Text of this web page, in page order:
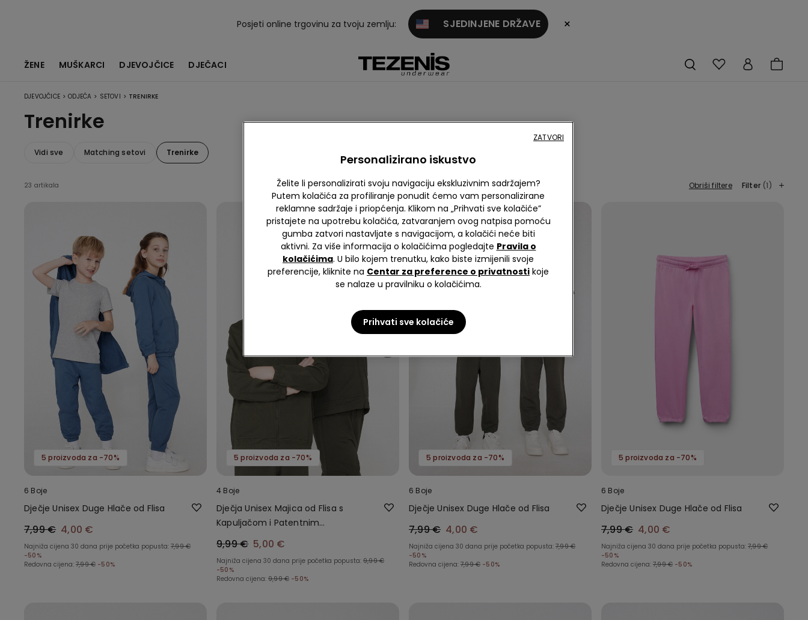
Posjeti online trgovinu za tvoju zemlju: SJEDINJENE DRŽAVE ×
ŽENE MUŠKARCI DJEVOJČICE DJEČACI
DJEVOJČICE > ODJEĆA > SETOVI > TRENIRKE
Trenirke
Vidi sve Matching setovi Trenirke
23 artikala Obriši filtere Filter (1)
5 proizvoda za -70%
6 Boje
Dječje Unisex Duge Hlače od Flisa
7,99 € 4,00 €
Najniža cijena 30 dana prije početka popusta: 7,99 €
-50%
Redovna cijena: 7,99 € -50%
5 proizvoda za -70%
4 Boje
Dječja Unisex Majica od Flisa s
Kapuljačom i Patentnim
9,99 € 5,00 €
Najniža cijena 30 dana prije početka popusta: 9,99 €
-50%
Redovna cijena: 9,99 € -50%
5 proizvoda za -70%
6 Boje
Dječje Unisex Duge Hlače od Flisa
7,99 € 4,00 €
Najniža cijena 30 dana prije početka popusta: 7,99 €
-50%
Redovna cijena: 7,99 € -50%
5 proizvoda za -70%
6 Boje
Dječje Unisex Duge Hlače od Flisa
7,99 € 4,00 €
Najniža cijena 30 dana prije početka popusta: 7,99 €
-50%
Redovna cijena: 7,99 € -50%
Personalizirano iskustvo
Želite li personalizirati svoju navigaciju ekskluzivnim sadržajem?
Putem kolačića za profiliranje ponudit ćemo vam personalizirane
reklamne sadržaje i priopćenja. Klikom na „Prihvati sve kolačiće”
pristajete na upotrebu kolačića, zatvaranjem ovog natpisa pomoću
gumba zatvori nastavljate s navigacijom, a kolačići neće biti
aktivni. Za više informacija o kolačićima pogledajte Pravila o
kolačićima. U bilo kojem trenutku, kako biste izmijenili svoje
preferencije, kliknite na Centar za preference o privatnosti koje
se nalaze u pravilniku o kolačićima.
Prihvati sve kolačiće
ZATVORI